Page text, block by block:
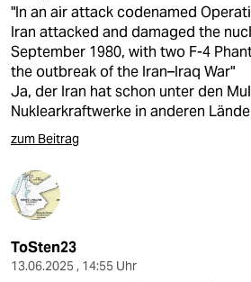
"In an air attack codenamed
Iran attacked and damaged the
September 1980, with two F-4
the outbreak of the Iran–Iraq War"
Ja, der Iran hat schon unter den
Nuklearkraftwerke in anderen
zum Beitrag
ToSten23
13.06.2025 , 14:55 Uhr